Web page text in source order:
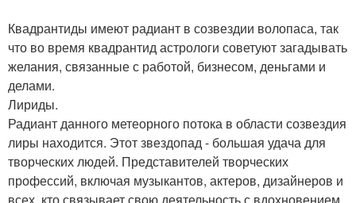
Квадрантиды имеют радиант в созвездии волопаса, так
что во время квадрантид астрологи советуют загадывать
желания, связанные с работой, бизнесом, деньгами и
делами.
Лириды.
Радиант данного метеорного потока в области созвездия
лиры находится. Этот звездопад - большая удача для
творческих людей. Представителей творческих
профессий, включая музыкантов, актеров, дизайнеров и